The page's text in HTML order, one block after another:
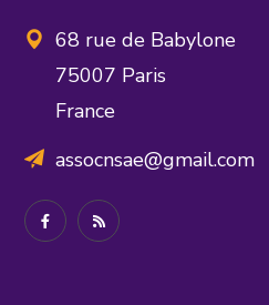
68 rue de Babylone
75007 Paris
France
assocnsae@gmail.com